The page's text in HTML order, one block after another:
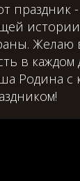
праздник
истории
Желаю
в
Родина с